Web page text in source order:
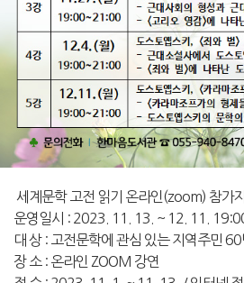
세계문학 고전 읽기 온라인(zoom) 참가
운영일시 : 2023. 11. 13. ~ 12. 11.
대 상 : 고전문학에 관심 있는 지역주민 60
장 소 : 온라인 ZOOM 강연